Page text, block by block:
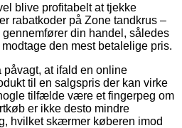
blive profitabelt at tjekke
rabatkoder på Zone tandkrus –
gennemfører din handel, således
den mest betalelige pris.
at ifald en online
til en salgspris der kan virke
tilfælde være et fingerpeg om
er ikke desto mindre
hvilket skærmer køberen imod